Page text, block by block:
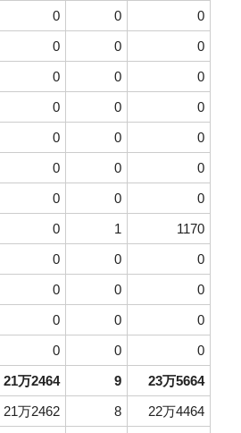
0 0
0
0 0
0
0 0
0
0 0
0
0 0
0
0 0
0
0 0
0
0 1
1170
0 0
0
0 0
0
0 0
0
0 0
0
21万2464 9
23万5664
21万2462 8
22万4464